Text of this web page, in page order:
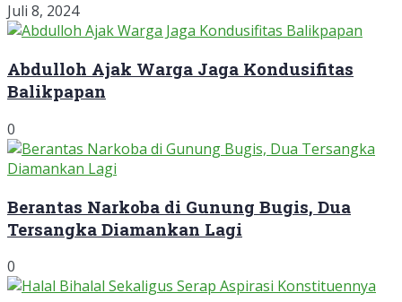
Juli 8, 2024
Abdulloh Ajak Warga Jaga Kondusifitas
Balikpapan
0
Berantas Narkoba di Gunung Bugis, Dua
Tersangka Diamankan Lagi
0